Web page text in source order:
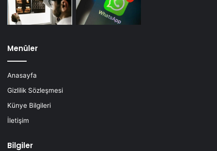
Menüler
Anasayfa
Gizlilik Sözleşmesi
Künye Bilgileri
İletişim
Bilgiler